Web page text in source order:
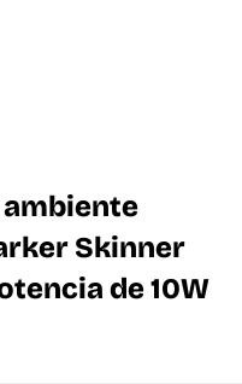
ambiente
Skinner
de 10W